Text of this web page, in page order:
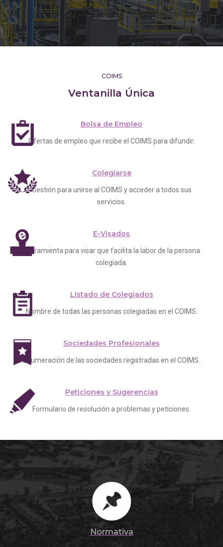
COIMS
Ventanilla Única
Bolsa de Empleo
Ofertas de empleo que recibe el COIMS para difundir.
Colegiarse
Gestión para unirse al COIMS y acceder a todos sus
servicios.
E-Visados
Herramienta para visar que facilita la labor de la persona
colegiada.
Listado de Colegiados
Nombre de todas las personas colegiadas en el COIMS.
Sociedades Profesionales
Enumeración de las sociedades registradas en el COIMS.
Peticiones y Sugerencias
Formulario de resolución a problemas y peticiones.
Normativa